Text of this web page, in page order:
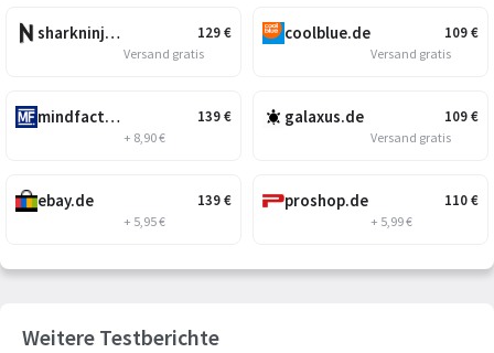
129€
sharkninja.de
Versand gratis
139€
mindfactory.de
+ 8,90 €
139€
ebay.de
+ 5,95 €
109€
coolblue.de
Versand gratis
109€
galaxus.de
Versand gratis
110€
proshop.de
+ 5,99 €
Weitere Testberichte